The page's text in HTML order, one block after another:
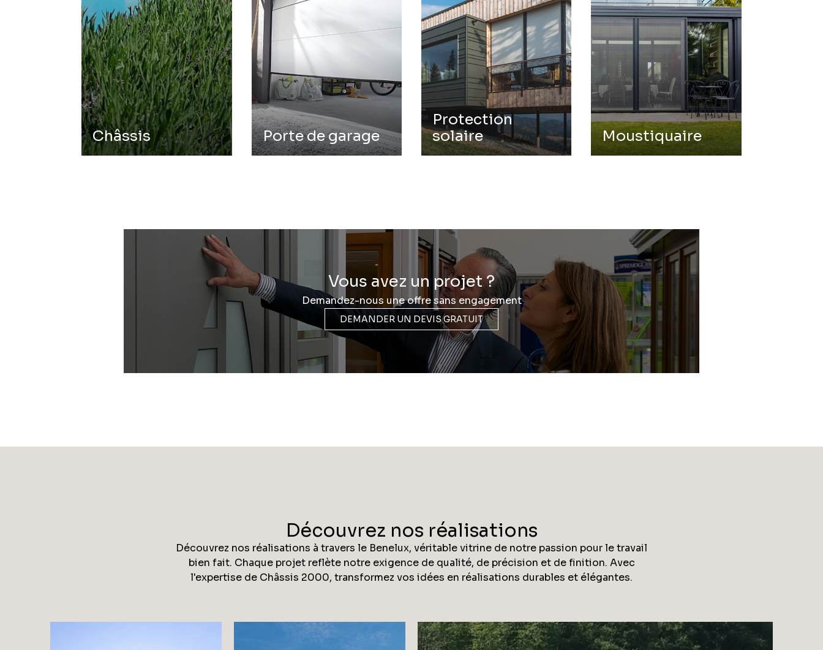
Châssis Porte de garage
Protection
solaire
Moustiquaire
Vous avez un projet ?
Demandez-nous une offre sans engagement
DEMANDER UN DEVIS GRATUIT
Découvrez nos réalisations
Découvrez nos réalisations à travers le Benelux, véritable vitrine de notre passion pour le travail
bien fait. Chaque projet reflète notre exigence de qualité, de précision et de finition. Avec
l'expertise de Châssis 2000, transformez vos idées en réalisations durables et élégantes.